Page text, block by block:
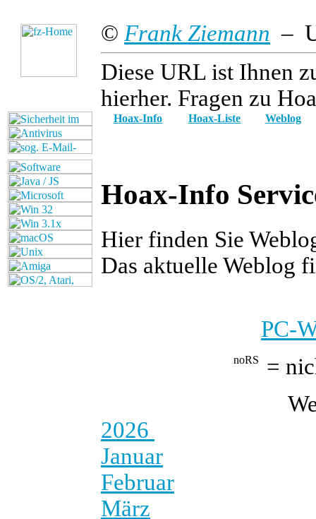
© Frank Ziemann –
Diese URL ist Ihnen
hierher. Fragen zu
Hoax-Info Hoax-Liste Weblog
Hoax-Info
Hier finden Sie
Das aktuelle Weblog
PC-
=
2026
Januar
Februar
März